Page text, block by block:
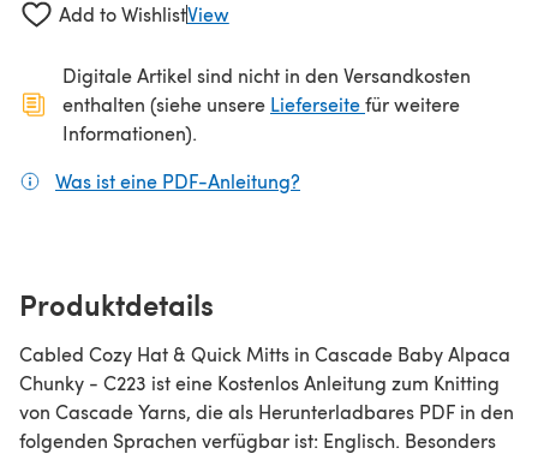
Add to WishlistView
Digitale Artikel sind nicht in den Versandkosten
enthalten (siehe unsere Lieferseite(öffnet sich in
für weitere
Informationen).
Was ist eine PDF-Anleitung?
Produktdetails
Cabled Cozy Hat & Quick Mitts in Cascade Baby Alpaca
Chunky - C223 ist eine Kostenlos Anleitung zum Knitting
von Cascade Yarns, die als Herunterladbares PDF in den
folgenden Sprachen verfügbar ist: Englisch. Besonders